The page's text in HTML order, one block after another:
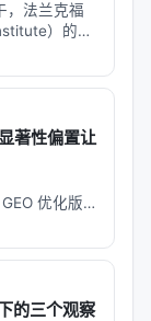
上做了实
在多跳问题
则容易过拟
）在综
，法兰克福
）的实
个小东西出
你在花…
著性偏置让
优化版本
和 FAQ，便
析「…
的三个观察